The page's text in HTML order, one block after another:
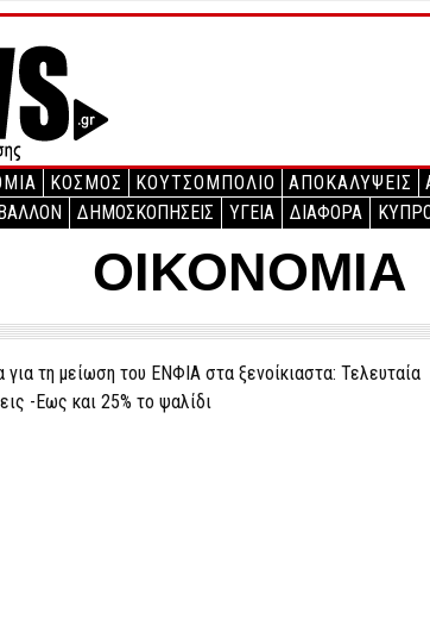
ΚΟΣΜΟΣ ΚΟΥΤΣΟΜΠΟΛΙΟ ΑΠΟΚΑΛΥΨΕΙΣ
ΔΗΜΟΣΚΟΠΗΣΕΙΣ ΥΓΕΙΑ ΔΙΑΦΟΡΑ
ΟΙΚΟΝΟΜΙΑ